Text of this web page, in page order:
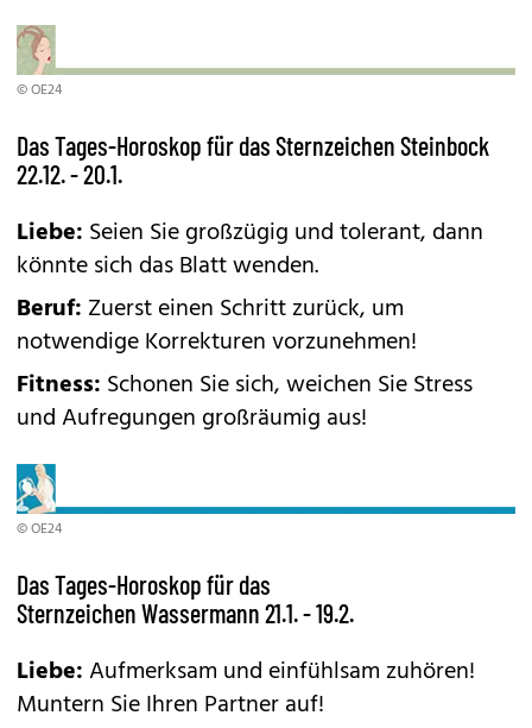
© OE24
Das Tages-Horoskop für das Sternzeichen Steinbock
22.12. - 20.1.
Liebe: Seien Sie großzügig und tolerant, dann
könnte sich das Blatt wenden.
Beruf: Zuerst einen Schritt zurück, um
notwendige Korrekturen vorzunehmen!
Fitness: Schonen Sie sich, weichen Sie Stress
und Aufregungen großräumig aus!
© OE24
Das Tages-Horoskop für das
Sternzeichen Wassermann 21.1. - 19.2.
Liebe:Aufmerksam und einfühlsam zuhören!
Muntern Sie Ihren Partner auf!